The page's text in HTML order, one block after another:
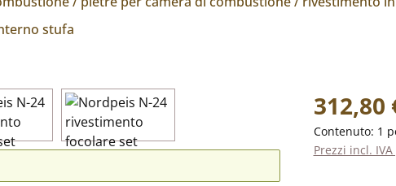
stufa
Prezzo
312,80
Contenuto: 1
Prezzi incl.